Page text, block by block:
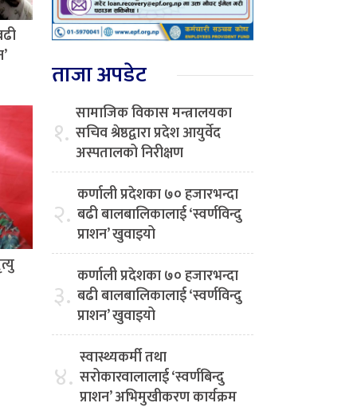
ताजा अपडेट
१. सामाजिक विकास मन्त्रालयका
सचिव श्रेष्ठद्वारा प्रदेश आयुर्वेद
अस्पतालको निरीक्षण
२. कर्णाली प्रदेशका ७० हजारभन्दा
बढी बालबालिकालाई ‘स्वर्णविन्दु
प्राशन’ खुवाइयो
३. कर्णाली प्रदेशका ७० हजारभन्दा
बढी बालबालिकालाई ‘स्वर्णविन्दु
प्राशन’ खुवाइयो
४. स्वास्थ्यकर्मी तथा
सरोकारवालालाई ‘स्वर्णबिन्दु
प्राशन’ अभिमुखीकरण कार्यक्रम